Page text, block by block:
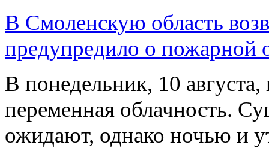
В Смоленскую область
предупредило о пожарной
В понедельник, 10
переменная облачность.
ожидают, однако ночью и